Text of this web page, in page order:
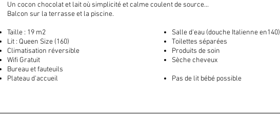
Un cocon chocolat et lait où simplicité et calme coulent de source...
Balcon sur la terrasse et la piscine.
Taille : 19 m2
Lit : Queen Size (160)
Climatisation réversible
Wifi Gratuit
Bureau et fauteuils
Plateau d'accueil
Salle d'eau (douche Italienne en140)
Toilettes séparées
Produits de soin
Sèche cheveux​
Pas de lit bébé possible